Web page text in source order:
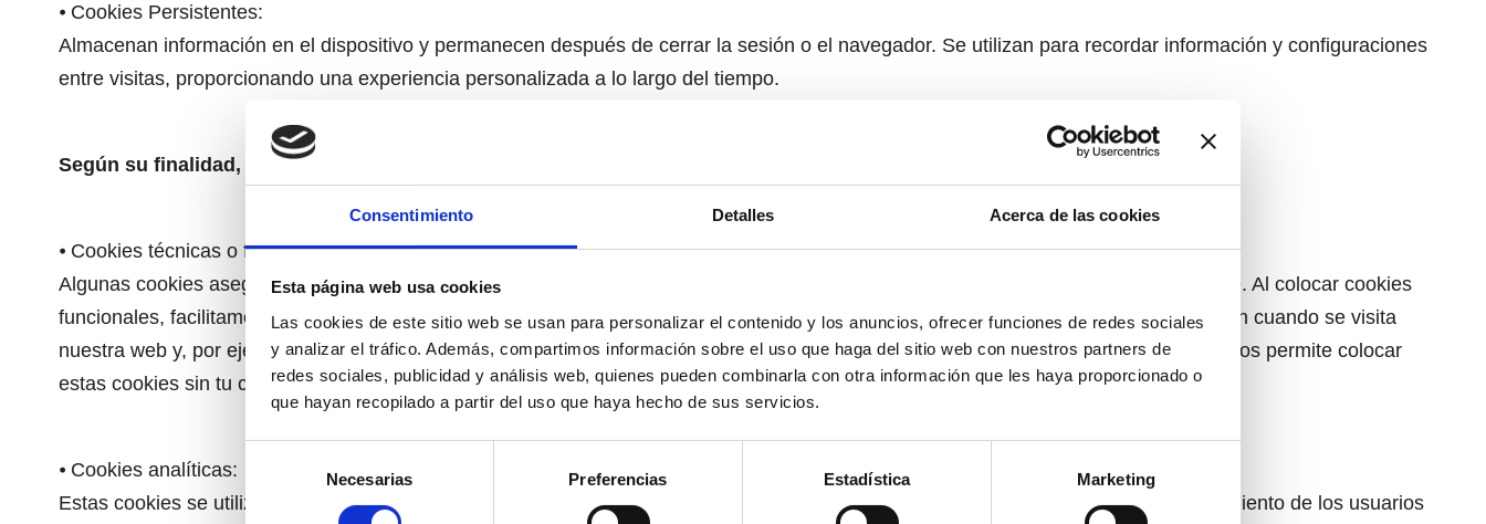
Consentimiento Detalles Acerca de las cookies
Esta página web usa cookies
Las cookies de este sitio web se usan para personalizar el contenido y los anuncios, ofrecer funciones de redes sociales
y analizar el tráfico. Además, compartimos información sobre el uso que haga del sitio web con nuestros partners de
redes sociales, publicidad y análisis web, quienes pueden combinarla con otra información que les haya proporcionado o
que hayan recopilado a partir del uso que haya hecho de sus servicios.
consentimiento
Necesarias Preferencias Estadística Marketing
⦁ Cookies Persistentes:
Almacenan información en el dispositivo y permanecen después de cerrar la sesión o el navegador. Se utilizan para recordar información y configuraciones
entre visitas, proporcionando una experiencia personalizada a lo largo del tiempo.
Según su finalidad, las cookies pueden ser:
⦁ Cookies técnicas o funcionales:
Algunas cookies aseguran que ciertas partes de la web funcionen correctamente y que las preferencias de usuario puedan recordarse. Al colocar cookies
funcionales, facilitamos la visita y uso de nuestra web. De esta manera, no es necesario introducir repetidamente la misma información cuando se visita
nuestra web y, por ejemplo, los artículos permanecen en la cesta de la compra hasta que el usuario finalice la compra. La normativa nos permite colocar
estas cookies sin tu consentimiento.
⦁ Cookies analíticas:
Estas cookies se utilizan para optimizar la experiencia en el sitio web. Estas cookies permiten el seguimiento y análisis del comportamiento de los usuarios